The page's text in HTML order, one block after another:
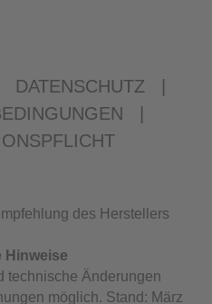
DATENSCHUTZ
des Herstellers
Hinweise
technische Änderungen
möglich. Stand: März